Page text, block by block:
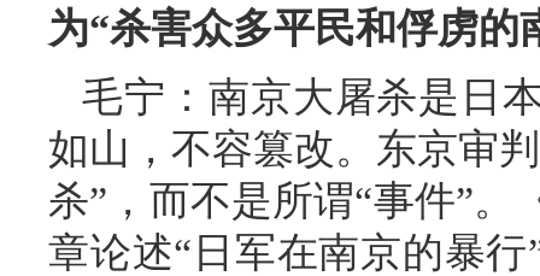
为“杀害众多平民和俘虏
毛宁：南京大屠杀是日
如山，不容篡改。东京审
杀”，而不是所谓“事件”
章论述“日军在南京的暴